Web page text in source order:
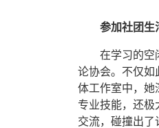
参加社团生
在学习的空
论协会。不仅如
体工作室中，她
专业技能，还
交流，碰撞出